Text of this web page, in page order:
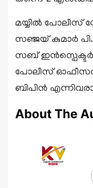
മയ്യിൽ പോലീസ്
സഞ്ജയ് കുമാർ പി.
സബ്
പോലീസ്
ബിപിൻ
About The